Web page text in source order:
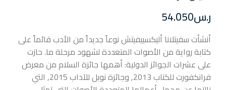
ر.س54.050
أنشأت سفيتلانا أليكسييفيتش نوعاً جديداً من الأدب قائماً على
كتابة رواية من الأصوات المتعددة لشهود مرحلة ما. حازت
على عشرات الجوائز الدولية: أهمها جائزة السلام من معرض
فرانكفورت للكتاب 2013, وجائزة نوبل للآداب 2015, التي